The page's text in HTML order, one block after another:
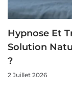
Hypnose Et
Solution
?
2 Juillet 2026